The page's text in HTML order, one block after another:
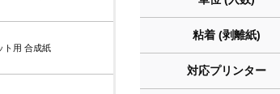
ト用 合成紙
粘着 (剥離紙)
対応プリンター